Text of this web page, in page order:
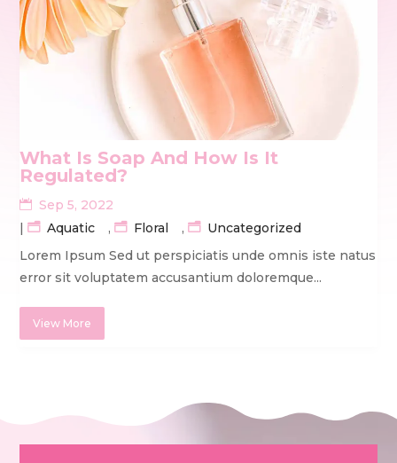
What Is Soap And How Is It
Regulated?
Sep 5, 2022
|
Aquatic , Floral ,
Uncategorized
Lorem Ipsum Sed ut perspiciatis unde omnis iste natus
error sit voluptatem accusantium doloremque...
View More